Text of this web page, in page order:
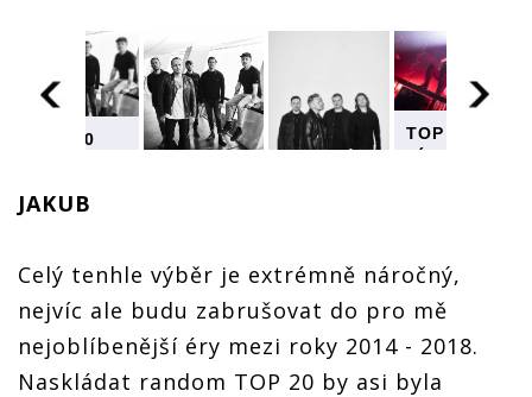
TOP 10
ušima
redaktorů
ušima
redaktorů
TOP 10
písní
JAKUB
Celý tenhle výběr je extrémně náročný,
nejvíc ale budu zabrušovat do pro mě
nejoblíbenější éry mezi roky 2014 - 2018.
Naskládat random TOP 20 by asi byla